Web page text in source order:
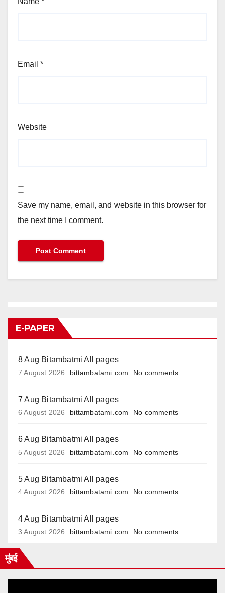
Email *
Website
Save my name, email, and website in this browser for
the next time I comment.
E-PAPER
8 Aug Bitambatmi All pages
7 August 2026 bittambatami.com No comments
7 Aug Bitambatmi All pages
6 August 2026 bittambatami.com No comments
6 Aug Bitambatmi All pages
5 August 2026 bittambatami.com No comments
5 Aug Bitambatmi All pages
4 August 2026 bittambatami.com No comments
4 Aug Bitambatmi All pages
3 August 2026 bittambatami.com No comments
मुंबई